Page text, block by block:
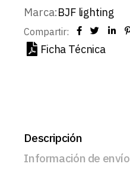
Marca:BJF lighting
Compartir:
Ficha Técnica
Descripción
Información de envío